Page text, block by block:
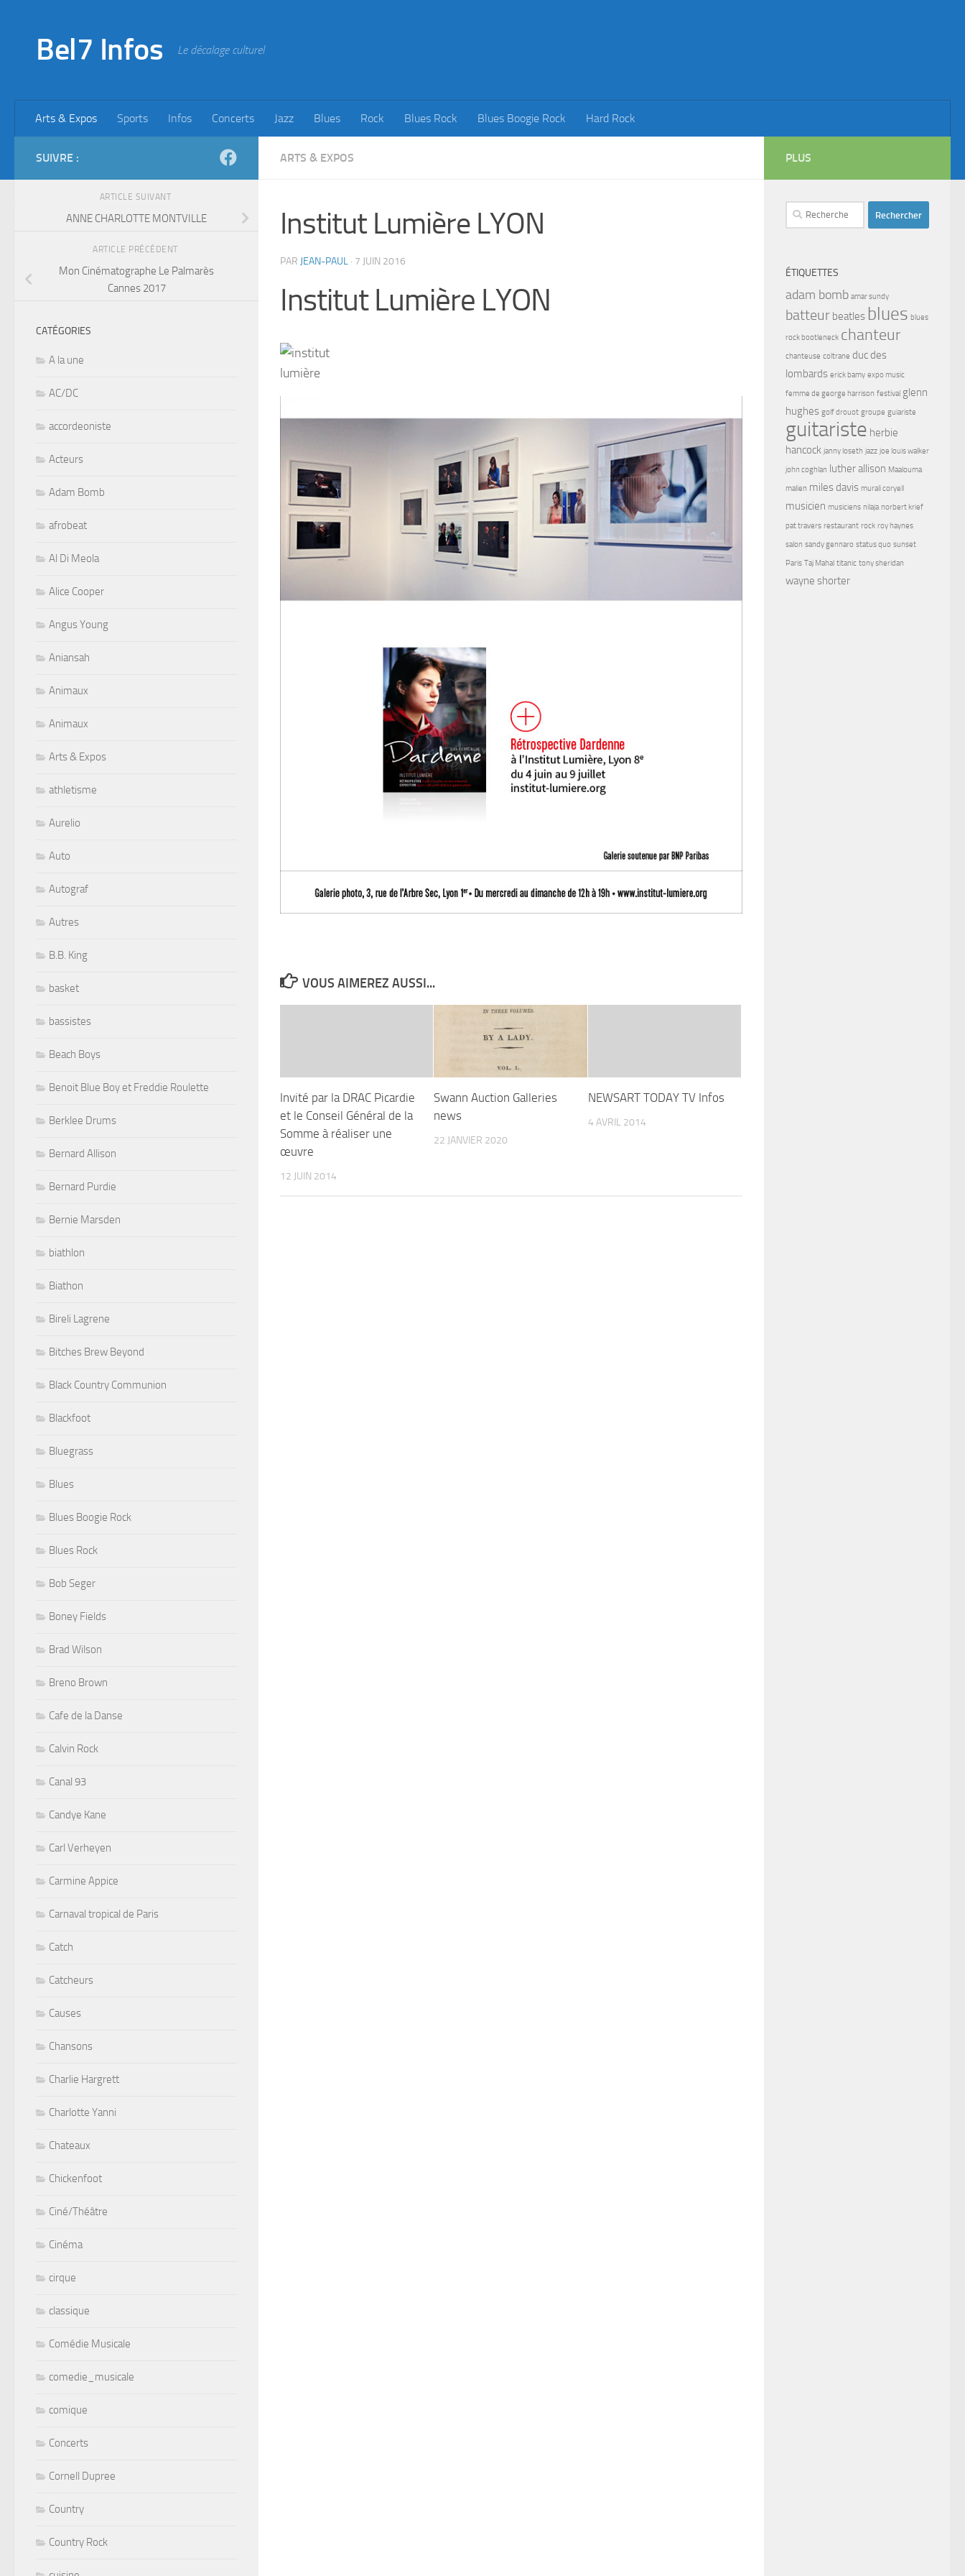
Bel7 Infos Le décalage culturel
Arts & Expos Sports Infos Concerts Jazz Blues Rock Blues Rock Blues Boogie Rock Hard Rock
ARTS & EXPOS
Institut Lumière LYON
PAR JEAN-PAUL · 7 JUIN 2016
Institut Lumière LYON
VOUS AIMEREZ AUSSI...
Invité par la DRAC Picardie
et le Conseil Général de la
Somme à réaliser une
œuvre
12 JUIN 2014
Swann Auction Galleries
news
22 JANVIER 2020
NEWSART TODAY TV Infos
4 AVRIL 2014
SUIVRE :
ARTICLE SUIVANT
ANNE CHARLOTTE MONTVILLE
ARTICLE PRÉCÉDENT
Mon Cinématographe Le Palmarès
Cannes 2017
CATÉGORIES
A la une
AC/DC
accordeoniste
Acteurs
Adam Bomb
afrobeat
Al Di Meola
Alice Cooper
Angus Young
Aniansah
Animaux
Animaux
Arts & Expos
athletisme
Aurelio
Auto
Autograf
Autres
B.B. King
basket
bassistes
Beach Boys
Benoit Blue Boy et Freddie Roulette
Berklee Drums
Bernard Allison
Bernard Purdie
Bernie Marsden
biathlon
Biathon
Bireli Lagrene
Bitches Brew Beyond
Black Country Communion
Blackfoot
Bluegrass
Blues
Blues Boogie Rock
Blues Rock
Bob Seger
Boney Fields
Brad Wilson
Breno Brown
Cafe de la Danse
Calvin Rock
Canal 93
Candye Kane
Carl Verheyen
Carmine Appice
Carnaval tropical de Paris
Catch
Catcheurs
Causes
Chansons
Charlie Hargrett
Charlotte Yanni
Chateaux
Chickenfoot
Ciné/Théâtre
Cinéma
cirque
classique
Comédie Musicale
comedie_musicale
comique
Concerts
Cornell Dupree
Country
Country Rock
PLUS
Rechercher :
ÉTIQUETTES
adam bomb amar sundy
batteur beatles blues blues
rock bootleneck chanteur
chanteuse coltrane duc des
lombards erick bamy expo music
femme de george harrison festival glenn
hughes golf drouot groupe guiariste
guitariste herbie
hancock janny loseth jazz joe louis walker
john coghlan luther allison Maalouma
malien miles davis murali coryell
musicien musiciens nilaja norbert krief
pat travers restaurant rock roy haynes
salon sandy gennaro status quo sunset
Paris Taj Mahal titanic tony sheridan
wayne shorter